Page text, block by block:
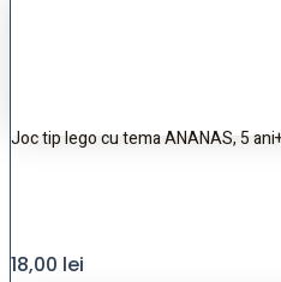
Joc tip lego cu tema ANANAS, 5
18,00 lei